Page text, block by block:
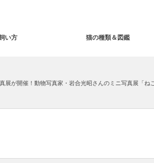
い方 猫の種類＆図鑑
展が開催！動物写真家・岩合光昭さんのミニ写真展「ね